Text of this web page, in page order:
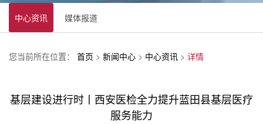
中心资讯 媒体报道
您当前所在位置： 首页 > 新闻中心 > 中心资讯 > 详情
基层建设进行时丨西安医检全力提升蓝田县基层医疗
服务能力